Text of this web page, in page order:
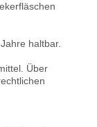
haltbar.
Über